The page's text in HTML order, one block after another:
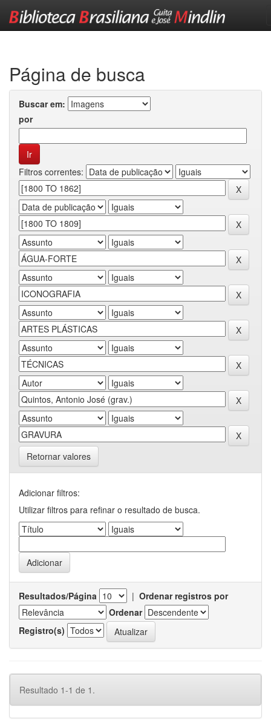
Página de busca
Buscar em:
por
Filtros correntes:
Retornar valores
Adicionar filtros:
Utilizar filtros para refinar o resultado de busca.
Resultados/Página | Ordenar registros por
Ordenar
Registro(s)
Resultado 1-1 de 1.